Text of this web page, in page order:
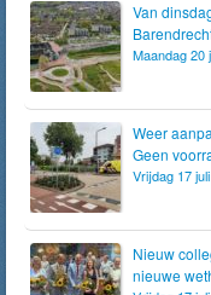
Van
Maandag 20
Weer
Geen
Vrijdag 17
Nieuw
nieuwe